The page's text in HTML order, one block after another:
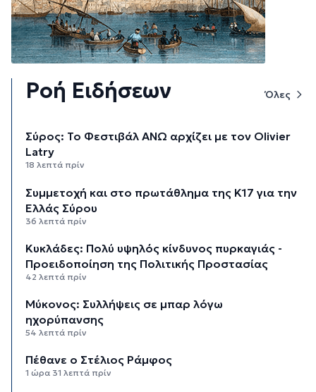
Ροή Ειδήσεων Όλες
Σύρος: Το Φεστιβάλ ΑΝΩ αρχίζει με τον Olivier
Latry
18 λεπτά πρίν
Συμμετοχή και στο πρωτάθλημα της Κ17 για την
Ελλάς Σύρου
36 λεπτά πρίν
Κυκλάδες: Πολύ υψηλός κίνδυνος πυρκαγιάς -
Προειδοποίηση της Πολιτικής Προστασίας
42 λεπτά πρίν
Μύκονος: Συλλήψεις σε μπαρ λόγω
ηχορύπανσης
54 λεπτά πρίν
Πέθανε ο Στέλιος Ράμφος
1 ώρα 31 λεπτά πρίν